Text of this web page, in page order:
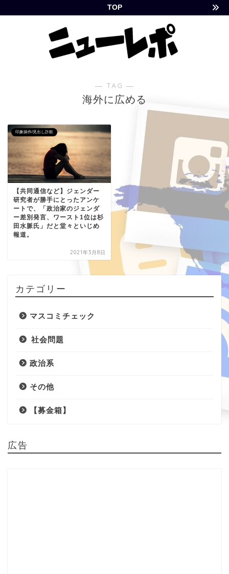
TOP
― TAG ―
海外に広める
印象操作/見出し詐欺
【共同通信など】ジェンダー
研究者が勝手にとったアンケ
ートで、「政治家のジェンダ
ー差別発言、ワースト1位は杉
田水脈氏」だと堂々といじめ
報道。
2021年3月8日
カテゴリー
マスコミチェック
社会問題
政治系
その他
【募金箱】
広告